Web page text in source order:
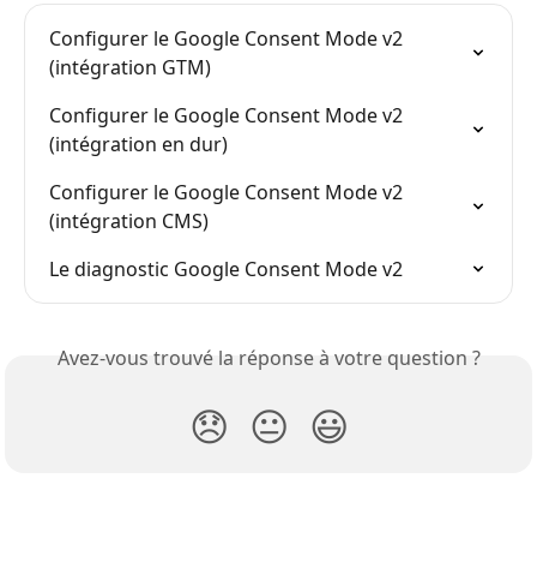
Configurer le Google Consent Mode v2
(intégration GTM)
Configurer le Google Consent Mode v2
(intégration en dur)
Configurer le Google Consent Mode v2
(intégration CMS)
Le diagnostic Google Consent Mode v2
Avez-vous trouvé la réponse à votre question ?
😞 😐 😃